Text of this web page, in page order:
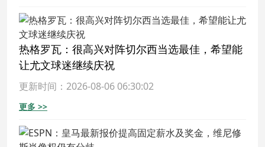
热格罗瓦：很高兴对阵切尔西当选最佳，希望能
让尤文球迷继续庆祝
更新时间：2026-08-06 06:30:02
更多 >>